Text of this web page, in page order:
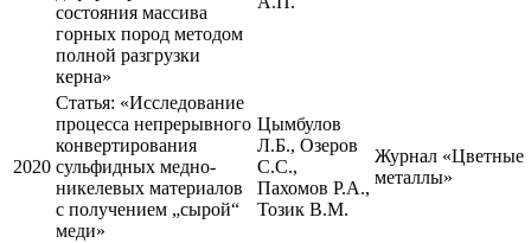
состояния массива
горных пород методом
полной разгрузки
керна»
2020
Статья: «Исследование
процесса непрерывного
конвертирования
сульфидных медно-
никелевых материалов
с получением „сырой“
меди»
Цымбулов
Л.Б., Озеров
С.С.,
Пахомов Р.А.,
Тозик В.М.
Журнал «Цветные
металлы»